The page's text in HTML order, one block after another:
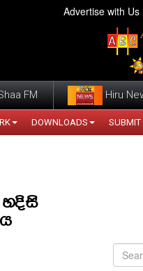
Advertise with Us
FM Hiru
DOWNLOADS SUBMIT
හදිසි